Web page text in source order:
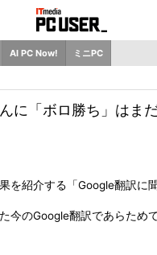
AI PC Now! ミニPC
に「ボロ勝ち」はま
を紹介する「Google翻訳に
今のGoogle翻訳であらため